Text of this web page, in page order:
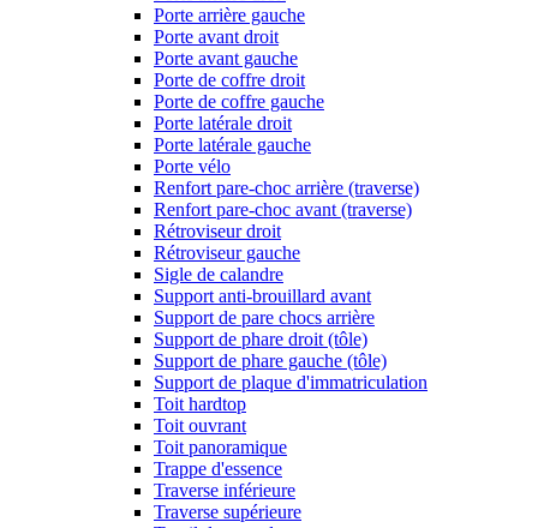
Porte arrière gauche
Porte avant droit
Porte avant gauche
Porte de coffre droit
Porte de coffre gauche
Porte latérale droit
Porte latérale gauche
Porte vélo
Renfort pare-choc arrière (traverse)
Renfort pare-choc avant (traverse)
Rétroviseur droit
Rétroviseur gauche
Sigle de calandre
Support anti-brouillard avant
Support de pare chocs arrière
Support de phare droit (tôle)
Support de phare gauche (tôle)
Support de plaque d'immatriculation
Toit hardtop
Toit ouvrant
Toit panoramique
Trappe d'essence
Traverse inférieure
Traverse supérieure